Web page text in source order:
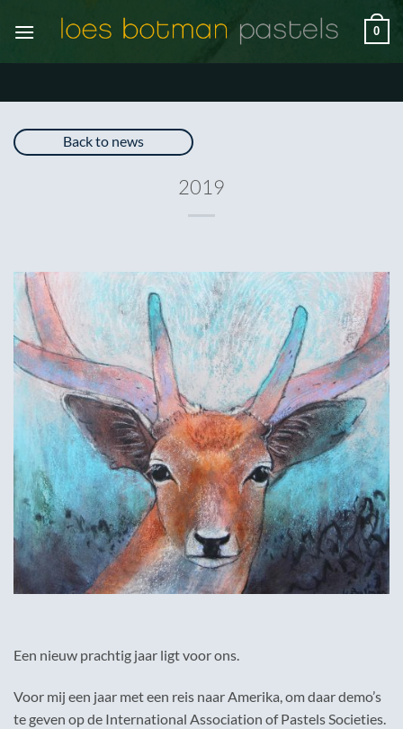
naar
0
Back to news
2019
Een nieuw prachtig jaar ligt voor ons.
Voor mij een jaar met een reis naar Amerika, om daar demo’s
te geven op de International Association of Pastels Societies.